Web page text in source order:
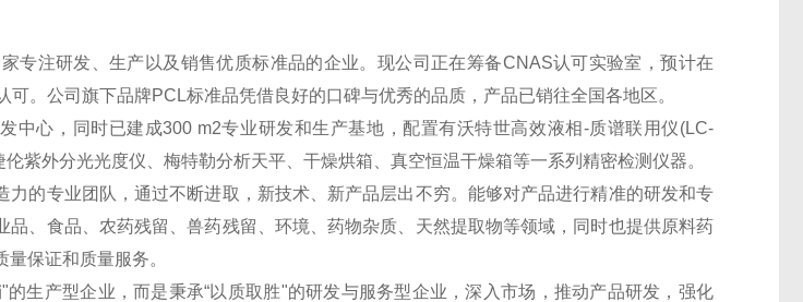
专注研发、生产以及销售优质标准品的企业。现公司正在筹备CNAS认可实验室，预计在
可。公司旗下品牌PCL标准品凭借良好的口碑与优秀的品质，产品已销往全国各地区。
中心，同时已建成300 m2专业研发和生产基地，配置有沃特世高效液相-质谱联用仪(LC-
紫外分光光度仪、梅特勒分析天平、干燥烘箱、真空恒温干燥箱等一系列精密检测仪器。
力的专业团队，通过不断进取，新技术、新产品层出不穷。能够对产品进行精准的研发和专
品、食品、农药残留、兽药残留、环境、药物杂质、天然提取物等领域，同时也提供原料药
保证和质量服务。
的生产型企业，而是秉承“以质取胜"的研发与服务型企业，深入市场，推动产品研发，强化